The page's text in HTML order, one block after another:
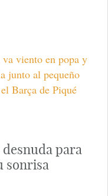
viento en popa y
junto al pequeño
Barça de Piqué
desnuda para
sonrisa